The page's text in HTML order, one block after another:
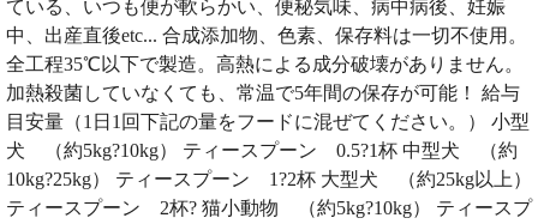
ている、いつも便が軟らかい、便秘気味、病中病後、妊娠
中、出産直後etc... 合成添加物、色素、保存料は一切不使用。
全工程35℃以下で製造。高熱による成分破壊がありません。
加熱殺菌していなくても、常温で5年間の保存が可能！ 給与
目安量（1日1回下記の量をフードに混ぜてください。） 小型
犬 （約5kg?10kg） ティースプーン 0.5?1杯 中型犬 （約
10kg?25kg） ティースプーン 1?2杯 大型犬 （約25kg以上）
ティースプーン 2杯? 猫小動物 （約5kg?10kg） ティースプ